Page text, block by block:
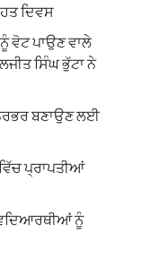
ਦਿਵਸ
ਵੋਟ ਪਾਉਣ ਵਾਲੇ
ਸਿੰਘ ਭੁੱਟਾ ਨੇ
ਬਣਾਉਣ ਲਈ
ਪ੍ਰਾਪਤੀਆਂ
ਨੂੰ